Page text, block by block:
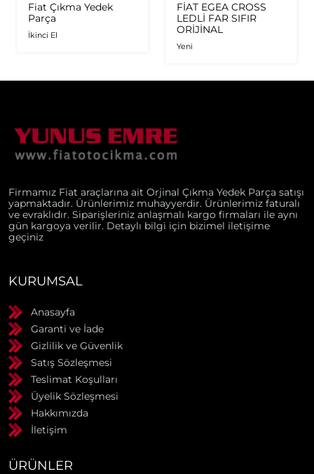
Fiat Çıkma Yedek
Parça
İkinci El
FİAT EGEA CROSS
LEDLİ FAR SIFIR
ORİJİNAL
Yeni
Firmamız Fiat araçlarına ait Orjinal Çıkma Yedek Parça satışı
yapmaktadır. Ürünlerimiz muhayyerdir. Ürünlerimiz faturalı
ve evraklıdır. Siparişleriniz anlaşmalı kargo firmaları ile aynı
gün kargoya verilir. Detaylı bilgi için bizimel iletişime
geçiniz
KURUMSAL
Anasayfa
Garanti ve İade
Gizlilik ve Güvenlik
Satış Sözleşmesi
Teslimat Koşulları
Üyelik Sözleşmesi
Hakkımızda
İletişim
ÜRÜNLER